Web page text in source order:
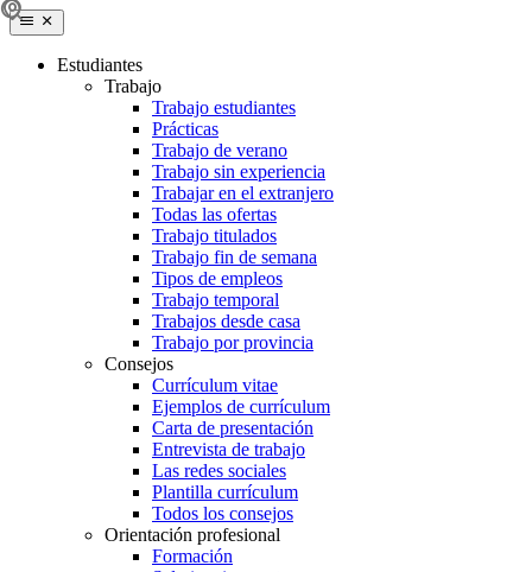
Estudiantes
Trabajo
Trabajo estudiantes
Prácticas
Trabajo de verano
Trabajo sin experiencia
Trabajar en el extranjero
Todas las ofertas
Trabajo titulados
Trabajo fin de semana
Tipos de empleos
Trabajo temporal
Trabajos desde casa
Trabajo por provincia
Consejos
Currículum vitae
Ejemplos de currículum
Carta de presentación
Entrevista de trabajo
Las redes sociales
Plantilla currículum
Todos los consejos
Orientación profesional
Formación